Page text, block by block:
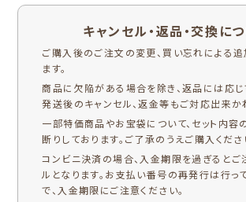
キャンセル・返品・交換に
ご購入後のご注文の変更、買い忘れによる
ます。
商品に欠陥がある場合を除き、返品には応じ
発送後のキャンセル、返金等もご対応出来か
一部特価商品やお宝袋について、セット内容
断りしております。ご了承のうえご購入くださ
コンビニ決済の場合、入金期限を過ぎるとご
ルとなります。お支払い番号の再発行は行っ
で、入金期限にご注意ください。